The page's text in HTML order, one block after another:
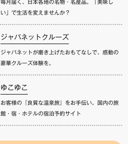
い」で生活を変えませんか？
ジャパネットクルーズ
ジャパネットが磨き上げたおもてなしで、感動の
豪華クルーズ体験を。
ゆこゆこ
お客様の『良質な温泉旅』をお手伝い。国内の旅
館・宿・ホテルの宿泊予約サイト